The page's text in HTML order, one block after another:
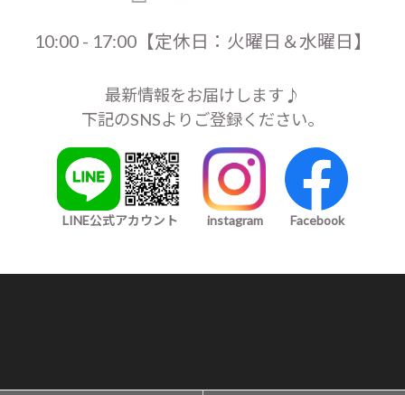
10:00 - 17:00【定休日：火曜日＆水曜日】
最新情報をお届けします♪
下記のSNSよりご登録ください。
LINE公式アカウント instagram Facebook